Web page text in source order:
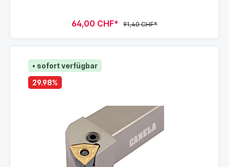
64,00 CHF* 91,40 CHF*
• sofort verfügbar
29.98%